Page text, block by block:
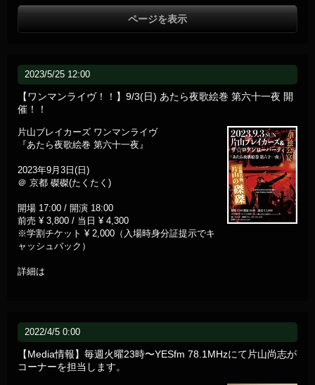
ページを表示
2023/5/25 12:00
【ワンマンライヴ！！】9/3(日) あたら夜歌絵巻 第六十一夜 開
催！！
片山ブレイカーズ ワンマンライヴ
『あたら夜歌絵巻 第六十一夜』
2023年9月3日(日)
＠ 京都 磔磔(たくたく)
開場 17:00 / 開演 18:00
前売 ¥ 3,800 / 当日 ¥ 4,300
※学割チケット ¥ 2,000（入場時身分証提示でキ
ャッシュバック）
詳細は
2022/4/5 0:00
【Media情報】毎週火曜23時〜YESfm 78.1MHzにて片山尚志が
コーナーを担当します。